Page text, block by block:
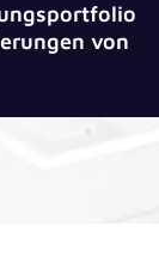
von